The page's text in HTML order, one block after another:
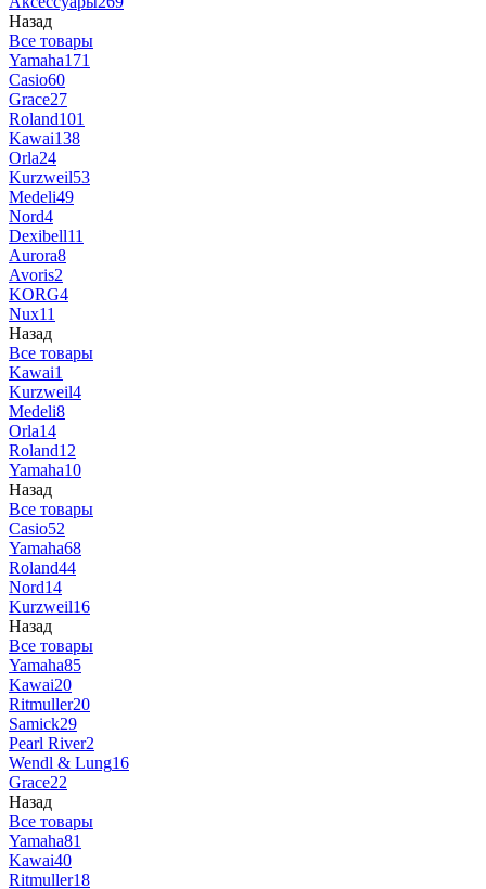
Назад
Все товары
Yamaha171
Casio60
Grace27
Roland101
Kawai138
Orla24
Kurzweil53
Medeli49
Nord4
Dexibell11
Aurora8
Avoris2
KORG4
Nux11
Назад
Все товары
Kawai1
Kurzweil4
Medeli8
Orla14
Roland12
Yamaha10
Назад
Все товары
Casio52
Yamaha68
Roland44
Nord14
Kurzweil16
Назад
Все товары
Yamaha85
Kawai20
Ritmuller20
Samick29
Pearl River2
Wendl & Lung16
Grace22
Назад
Все товары
Yamaha81
Kawai40
Ritmuller18